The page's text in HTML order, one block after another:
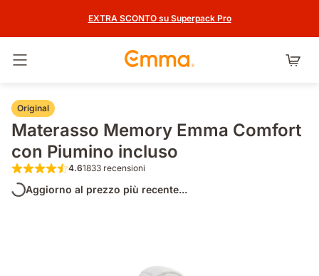
EXTRA SCONTO su Superpack Pro
Original
Materasso Memory Emma Comfort
con Piumino incluso
4.6 su 5 stelle 1833 recensioni
4.61833 recensioni
Aggiorno al prezzo più recente...